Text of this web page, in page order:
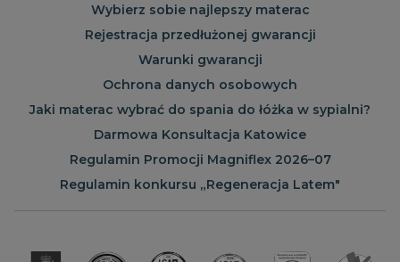
Wybierz sobie najlepszy materac
Rejestracja przedłużonej gwarancji
Warunki gwarancji
Ochrona danych osobowych
Jaki materac wybrać do spania do łóżka w sypialni?
Darmowa Konsultacja Katowice
Regulamin Promocji Magniflex 2026–07
Regulamin konkursu „Regeneracja Latem"